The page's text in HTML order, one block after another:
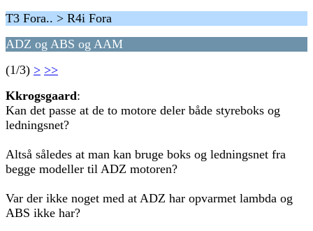
T3 Fora.. > R4i Fora
ADZ og ABS og AAM
(1/3) > >>
Kkrogsgaard:
Kan det passe at de to motore deler både styreboks og
ledningsnet?
Altså således at man kan bruge boks og ledningsnet fra
begge modeller til ADZ motoren?
Var der ikke noget med at ADZ har opvarmet lambda og
ABS ikke har?